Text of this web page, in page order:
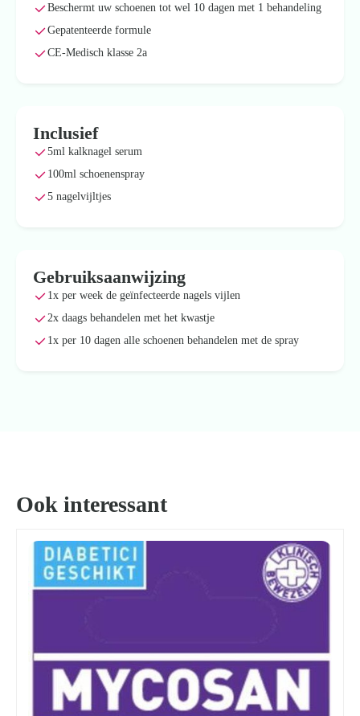
Beschermt uw schoenen tot wel 10 dagen met 1 behandeling
Gepatenteerde formule
CE-Medisch klasse 2a
Inclusief
5ml kalknagel serum
100ml schoenenspray
5 nagelvijltjes
Gebruiksaanwijzing
1x per week de geïnfecteerde nagels vijlen
2x daags behandelen met het kwastje
1x per 10 dagen alle schoenen behandelen met de spray
Ook interessant